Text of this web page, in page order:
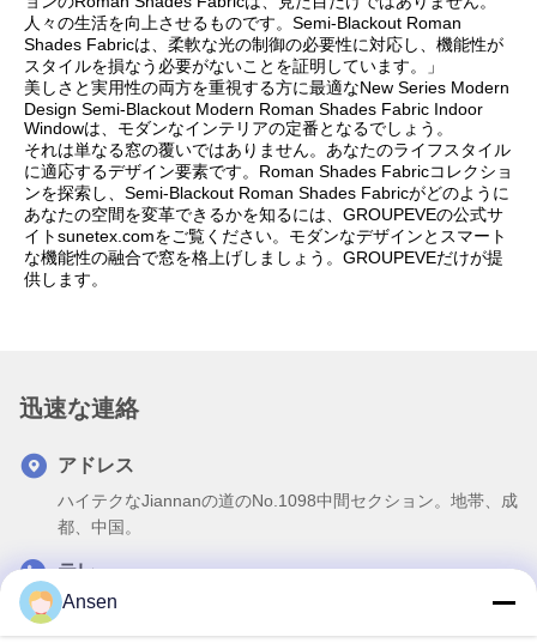
人々の生活を向上させるものです。Semi-Blackout Roman
Shades Fabricは、柔軟な光の制御の必要性に対応し、機能性が
スタイルを損なう必要がないことを証明しています。」
美しさと実用性の両方を重視する方に最適なNew Series Modern
Design Semi-Blackout Modern Roman Shades Fabric Indoor
Windowは、モダンなインテリアの定番となるでしょう。
それは単なる窓の覆いではありません。あなたのライフスタイル
に適応するデザイン要素です。Roman Shades Fabricコレクショ
ンを探索し、Semi-Blackout Roman Shades Fabricがどのように
あなたの空間を変革できるかを知るには、GROUPEVEの公式サ
イトsunetex.comをご覧ください。モダンなデザインとスマート
な機能性の融合で窓を格上げしましょう。GROUPEVEだけが提
供します。
迅速な連絡
アドレス
ハイテクなJiannanの道のNo.1098中間セクション。地帯、成
都、中国。
テレ
86-28-8533-3329
Ansen